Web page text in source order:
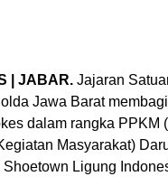
| JABAR. Jajaran
Jawa Barat
dalam rangka PPKM
Masyarakat)
Shoetown Ligung